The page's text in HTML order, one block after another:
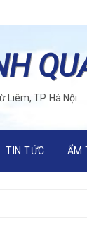
Liêm, TP. Hà Nội
TIN TỨC ẨM